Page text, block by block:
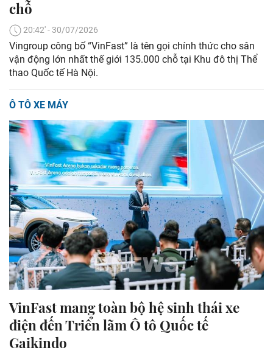
chỗ
20:42' - 30/07/2026
Vingroup công bố “VinFast” là tên gọi chính thức cho sân
vận động lớn nhất thế giới 135.000 chỗ tại Khu đô thị Thể
thao Quốc tế Hà Nội.
Ô TÔ XE MÁY
VinFast mang toàn bộ hệ sinh thái xe
điện đến Triển lãm Ô tô Quốc tế
Gaikindo